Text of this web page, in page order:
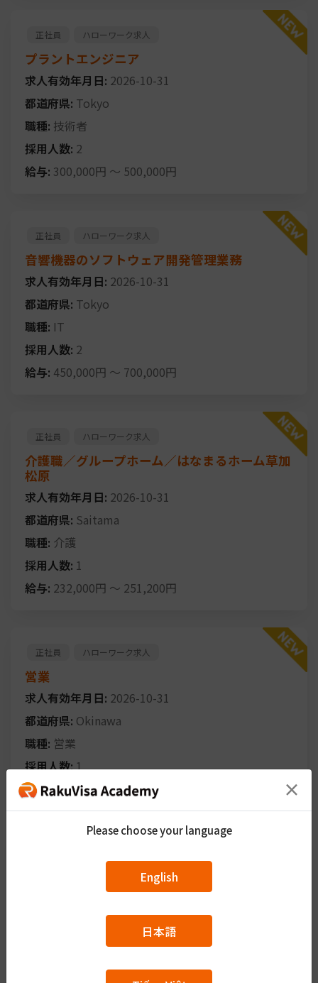
正社員 ハローワーク求人
プラントエンジニア
求人有効年月日: 2026-10-31
都道府県: Tokyo
職種: 技術者
採用人数: 2
給与: 300,000円 ～ 500,000円
正社員 ハローワーク求人
音響機器のソフトウェア開発管理業務
求人有効年月日: 2026-10-31
都道府県: Tokyo
職種: IT
採用人数: 2
給与: 450,000円 ～ 700,000円
正社員 ハローワーク求人
介護職／グループホーム／はなまるホーム草加
松原
求人有効年月日: 2026-10-31
都道府県: Saitama
職種: 介護
採用人数: 1
給与: 232,000円 ～ 251,200円
正社員 ハローワーク求人
営業
求人有効年月日: 2026-10-31
都道府県: Okinawa
職種: 営業
採用人数:1
給与:230,000円～260,000円
介護職員（１）【小規模多機能型施設 城西】
Okinawa
×
Please choose your language
English
日本語